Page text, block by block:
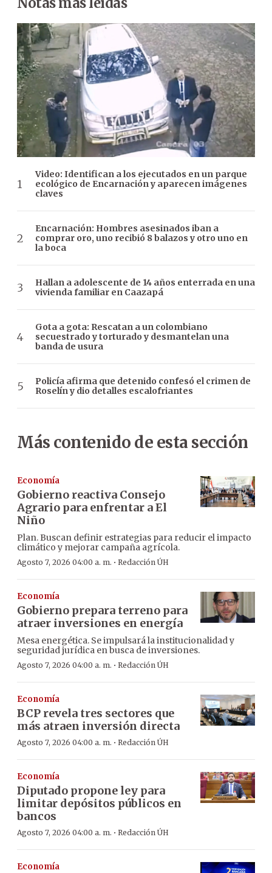
Video: Identifican a los ejecutados en un parque
ecológico de Encarnación y aparecen imágenes
claves
Encarnación: Hombres asesinados iban a
comprar oro, uno recibió 8 balazos y otro uno en
la boca
Hallan a adolescente de 14 años enterrada en una
vivienda familiar en Caazapá
Gota a gota: Rescatan a un colombiano
secuestrado y torturado y desmantelan una
banda de usura
Policía afirma que detenido confesó el crimen de
Roselín y dio detalles escalofriantes
Más contenido de esta sección
Economía
Gobierno reactiva Consejo
Agrario para enfrentar a El
Niño
Plan. Buscan definir estrategias para reducir el impacto
climático y mejorar campaña agrícola.
Agosto 7, 2026 04:00 a. m. · Redacción ÚH
Economía
Gobierno prepara terreno para
atraer inversiones en energía
Mesa energética. Se impulsará la institucionalidad y
seguridad jurídica en busca de inversiones.
Agosto 7, 2026 04:00 a. m. · Redacción ÚH
Economía
BCP revela tres sectores que
más atraen inversión directa
Agosto 7, 2026 04:00 a. m. · Redacción ÚH
Economía
Diputado propone ley para
limitar depósitos públicos en
bancos
Agosto 7, 2026 04:00 a. m. · Redacción ÚH
Economía